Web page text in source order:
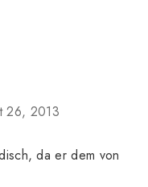
26, 2013
da er dem von